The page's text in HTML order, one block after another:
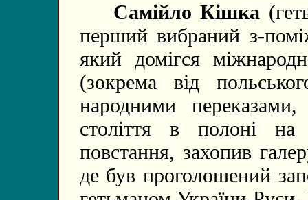
Самійло Кішка
перший вибраний з-
який домігся
(зокрема від
народними
століття в полоні на
повстання, захопив
де був проголошений